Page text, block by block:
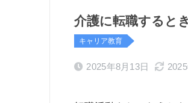
介護に転職すると
キャリア教育
2025年8月13日